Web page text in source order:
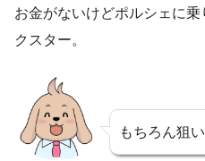
お金がないけどポルシェに
クスター。
もちろん狙